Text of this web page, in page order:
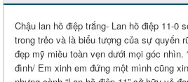
Chậu lan hồ điệp trắng- Lan hồ điệp 11-0
trong trẻo và là biểu tượng của sự quyến
đẹp mỹ miều toàn vẹn dưới mọi góc nhìn.
đình/ Em xinh em đứng một mình cũng